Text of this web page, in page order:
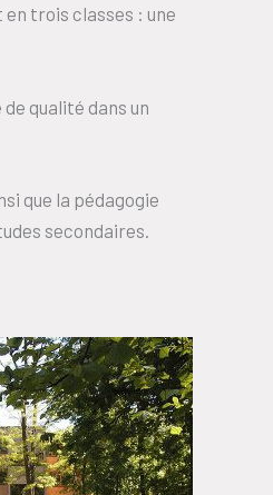
trois classes : une
qualité dans un
que la pédagogie
secondaires.